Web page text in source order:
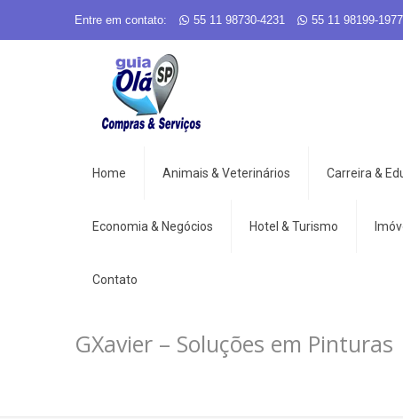
Entre em contato: 55 11 98730-4231 55 11 98199-1977
Home Animais & Veterinários Carreira &
Economia & Negócios Hotel & Turismo
Contato
GXavier – Soluções em Pinturas